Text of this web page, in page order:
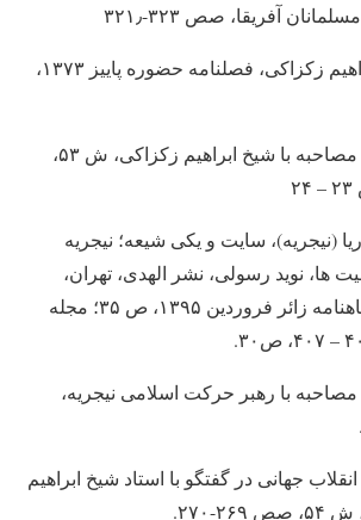
گفتگو با شیخ ابراهیم زکزاکی، فصلنامه حضوره پاییز ۱۳۷۳،
فصلنامه حضور، مصاحبه با شیخ ابراهیم زکزاکی، ش ۵۳،
(نیجریه)، سایت و یکی شیعه؛ نیجریه
ها، نوید رسولی، نشر الهدی، تهران،
۱۳۸۵ش، ص۱۰۴؛ ماهنامه زائر فروردین ۱۳۹۵، ص ۳۵؛ مجله
با رهبر حرکت اسلامی نیجریه،
جهانی در گفتگو با استاد شیخ ابراهیم